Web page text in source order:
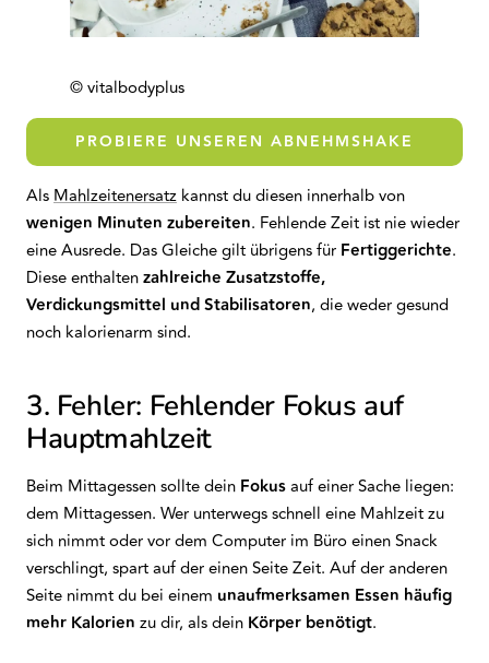
© vitalbodyplus
PROBIERE UNSEREN ABNEHMSHAKE
AlsMahlzeitenersatz kannst du diesen innerhalb von
wenigen Minuten zubereiten. Fehlende Zeit ist nie wieder
eine Ausrede. Das Gleiche gilt übrigens für Fertiggerichte.
Diese enthaltenzahlreiche Zusatzstoffe,
Verdickungsmittel und Stabilisatoren, die weder gesund
noch kalorienarm sind.
3. Fehler: Fehlender Fokus auf
Hauptmahlzeit
Beim Mittagessen sollte dein Fokusauf einer Sache liegen:
dem Mittagessen. Wer unterwegs schnell eine Mahlzeit zu
sich nimmt oder vor dem Computer im Büro einen Snack
verschlingt, spart auf der einen Seite Zeit. Auf der anderen
Seite nimmt du bei einem unaufmerksamen Essen häufig
mehr Kalorien zu dir, als dein Körper benötigt.